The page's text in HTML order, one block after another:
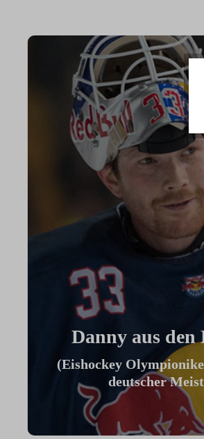
Danny aus den
(Eishockey
deutscher
"Ich benutze das Bike jeden
hilft mir außerhalb des